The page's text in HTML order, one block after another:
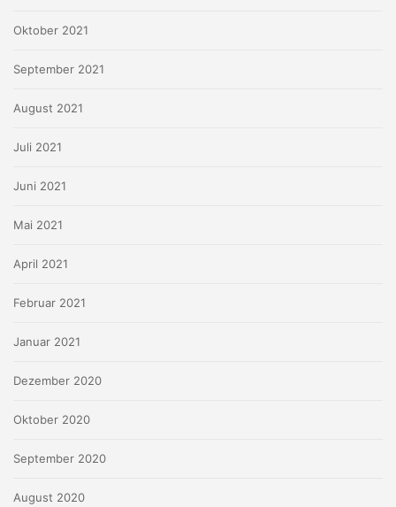
Oktober 2021
September 2021
August 2021
Juli 2021
Juni 2021
Mai 2021
April 2021
Februar 2021
Januar 2021
Dezember 2020
Oktober 2020
September 2020
August 2020